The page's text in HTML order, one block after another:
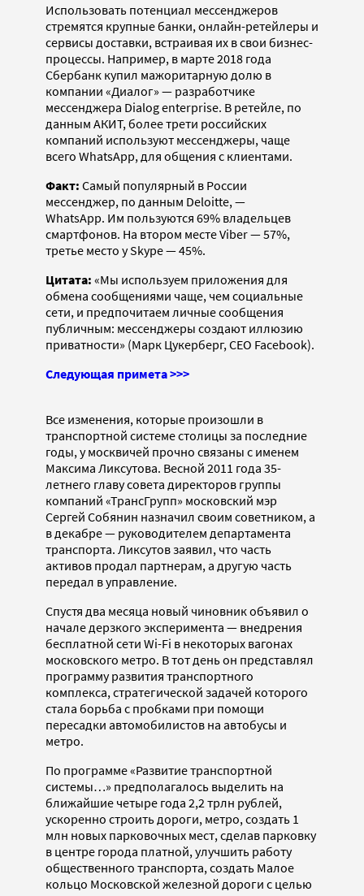
Использовать потенциал мессенджеров
стремятся крупные банки, онлайн-ретейлеры и
сервисы доставки, встраивая их в свои бизнес-
процессы. Например, в марте 2018 года
Сбербанк купил мажоритарную долю в
компании «Диалог» — разработчике
мессенджера Dialog enterprise. В ретейле, по
данным АКИТ, более трети российских
компаний используют мессенджеры, чаще
всего WhatsApp, для общения с клиентами.
Факт: Самый популярный в России
мессенджер, по данным Deloitte, —
WhatsApp. Им пользуются 69% владельцев
смартфонов. На втором месте Viber — 57%,
третье место у Skype — 45%.
Цитата: «Мы используем приложения для
обмена сообщениями чаще, чем социальные
сети, и предпочитаем личные сообщения
публичным: мессенджеры создают иллюзию
приватности» (Марк Цукерберг, CEO Facebook).
Следующая примета >>>
Все изменения, которые произошли в
транспортной системе столицы за последние
годы, у москвичей прочно связаны с именем
Максима Ликсутова. Весной 2011 года 35-
летнего главу совета директоров группы
компаний «ТрансГрупп» московский мэр
Сергей Собянин назначил своим советником, а
в декабре — руководителем департамента
транспорта. Ликсутов заявил, что часть
активов продал партнерам, а другую часть
передал в управление.
Спустя два месяца новый чиновник объявил о
начале дерзкого эксперимента — внедрения
бесплатной сети Wi-Fi в некоторых вагонах
московского метро. В тот день он представлял
программу развития транспортного
комплекса, стратегической задачей которого
стала борьба с пробками при помощи
пересадки автомобилистов на автобусы и
метро.
По программе «Развитие транспортной
системы…» предполагалось выделить на
ближайшие четыре года 2,2 трлн рублей,
ускоренно строить дороги, метро, создать 1
млн новых парковочных мест, сделав парковку
в центре города платной, улучшить работу
общественного транспорта, создать Малое
кольцо Московской железной дороги с целью